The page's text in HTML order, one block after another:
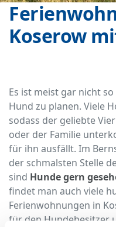
Koserow
Es ist meist gar nicht
Hund zu planen. Viele
sodass der geliebte
oder der Familie
für ihn ausfällt. Im
der schmalsten Stelle
sind Hunde gern
findet man auch viele
Ferienwohnungen in
für den Hundebesitzer